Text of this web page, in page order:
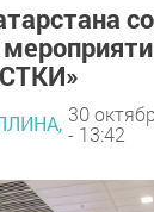
30
- 13:42